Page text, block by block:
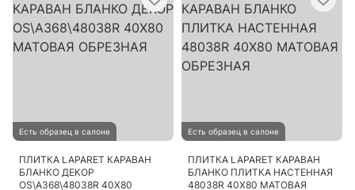
Есть образец в салоне
ПЛИТКА LAPARET КАРАВАН
БЛАНКО ДЕКОР
OS\A368\48038R 40Х80
Есть образец в салоне
ПЛИТКА LAPARET КАРАВАН
БЛАНКО ПЛИТКА НАСТЕННАЯ
48038R 40Х80 МАТОВАЯ